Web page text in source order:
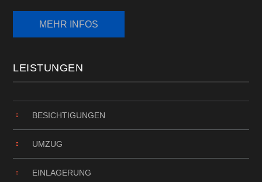
LEISTUNGEN
BESICHTIGUNGEN
UMZUG
EINLAGERUNG